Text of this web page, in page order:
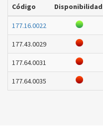
Código
177.16.0022
177.43.0029
177.64.0031
177.64.0035